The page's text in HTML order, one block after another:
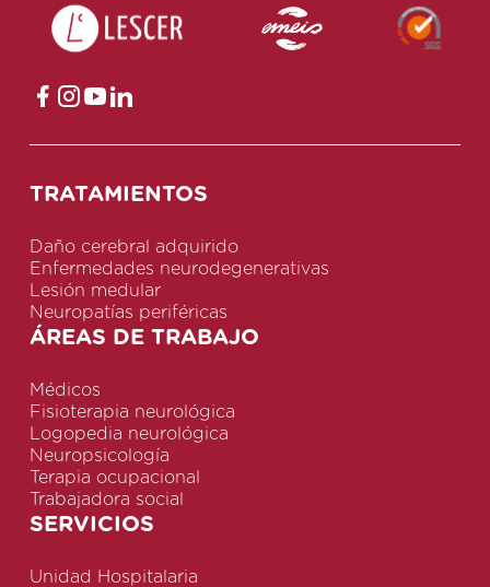
TRATAMIENTOS
Daño cerebral adquirido
Enfermedades neurodegenerativas
Lesión medular
Neuropatías periféricas
ÁREAS DE TRABAJO
Médicos
Fisioterapia neurológica
Logopedia neurológica
Neuropsicología
Terapia ocupacional
Trabajadora social
SERVICIOS
Unidad Hospitalaria